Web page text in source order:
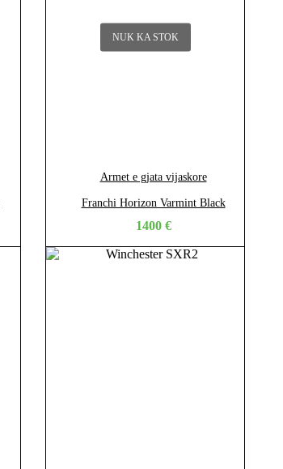
NUK KA STOK
Armet e gjata vijaskore
Franchi Horizon Varmint Black
1400 €